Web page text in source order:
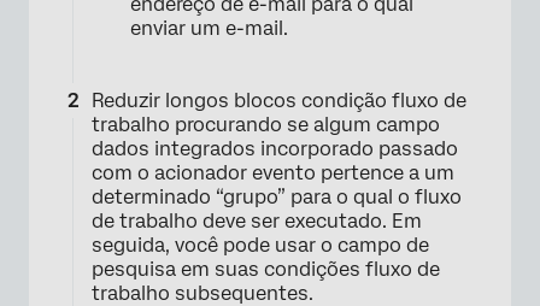
enviar um e-mail.
Reduzir longos blocos condição fluxo de
trabalho procurando se algum campo
dados integrados incorporado passado
com o acionador evento pertence a um
determinado “grupo” para o qual o fluxo
de trabalho deve ser executado. Em
seguida, você pode usar o campo de
pesquisa em suas condições fluxo de
trabalho subsequentes.